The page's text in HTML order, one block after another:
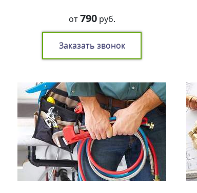
от790руб.
Заказать звонок